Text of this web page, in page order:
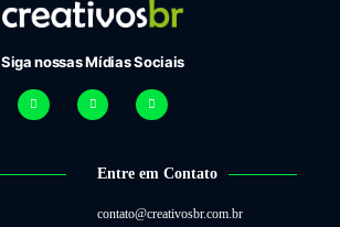
Siga nossas Mídias Sociais
Entre em Contato
contato@creativosbr.com.br